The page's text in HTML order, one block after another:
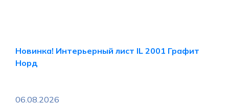
Новинка! Интерьерный лист IL 2001 Графит
Норд
06.08.2026